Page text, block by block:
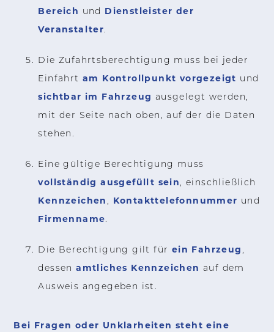
Bereich und Dienstleister der
Veranstalter.
Die Zufahrtsberechtigung muss bei jeder
Einfahrt am Kontrollpunkt vorgezeigt und
sichtbar im Fahrzeug ausgelegt werden,
mit der Seite nach oben, auf der die Daten
stehen.
Eine gültige Berechtigung muss
vollständig ausgefüllt sein, einschließlich
Kennzeichen , Kontakttelefonnummer und
Firmenname.
Die Berechtigung gilt für ein Fahrzeug ,
dessenamtliches Kennzeichen auf dem
Ausweis angegeben ist.
Bei Fragen oder Unklarheiten steht eine